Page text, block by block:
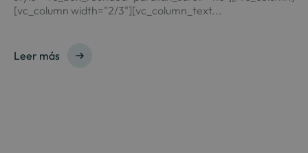
[vc_column width="2/3"][vc_column_text...
Leer más